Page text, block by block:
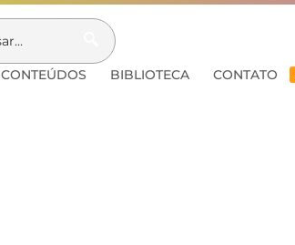
CONTEÚDOS BIBLIOTECA CONTATO